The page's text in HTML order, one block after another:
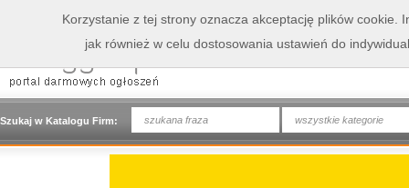
Szukaj w Katalogu Firm: wszystkie kategorie
Korzystanie z tej strony oznacza akceptację plików cookie.
jak również w celu dostosowania ustawień do